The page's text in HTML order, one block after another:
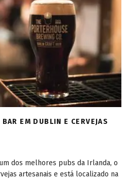
EM DUBLIN E CERVEJAS
dos melhores pubs da Irlanda, o
artesanais e está localizado na